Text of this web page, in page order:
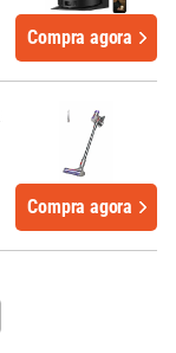
Compra agora
Compra agora